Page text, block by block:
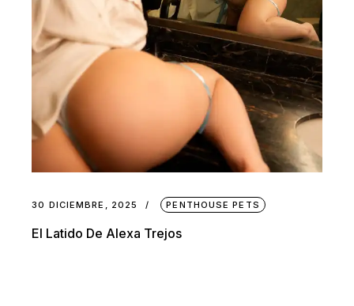
30 DICIEMBRE, 2025 PENTHOUSE PETS
El Latido De Alexa Trejos